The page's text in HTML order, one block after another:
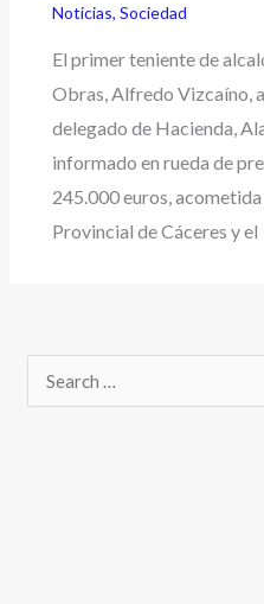
Noticias,Sociedad
El primer teniente de
Obras, Alfredo Vizcaíno,
delegado de Hacienda,
informado en rueda de
245.000 euros,
Provincial de Cáceres y el